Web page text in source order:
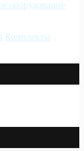
оборудование
Комплекты